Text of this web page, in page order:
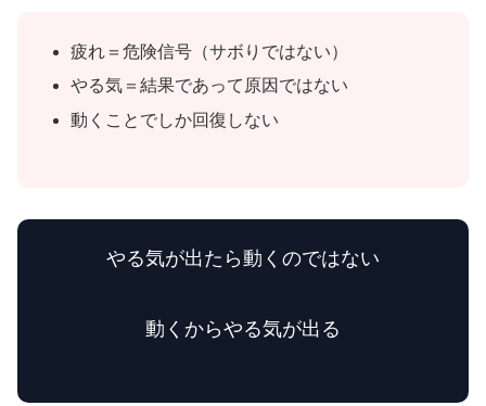
疲れ＝危険信号（サボりではない）
やる気＝結果であって原因ではない
動くことでしか回復しない
やる気が出たら動くのではない
動くからやる気が出る